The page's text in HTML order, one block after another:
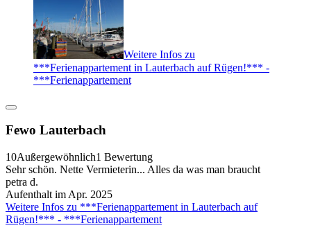
Weitere Infos zu
***Ferienappartement in Lauterbach auf Rügen!*** -
***Ferienappartement
Fewo Lauterbach
10Außergewöhnlich1 Bewertung
Sehr schön. Nette Vermieterin... Alles da was man braucht
petra d.
Aufenthalt im Apr. 2025
Weitere Infos zu ***Ferienappartement in Lauterbach auf
Rügen!*** - ***Ferienappartement